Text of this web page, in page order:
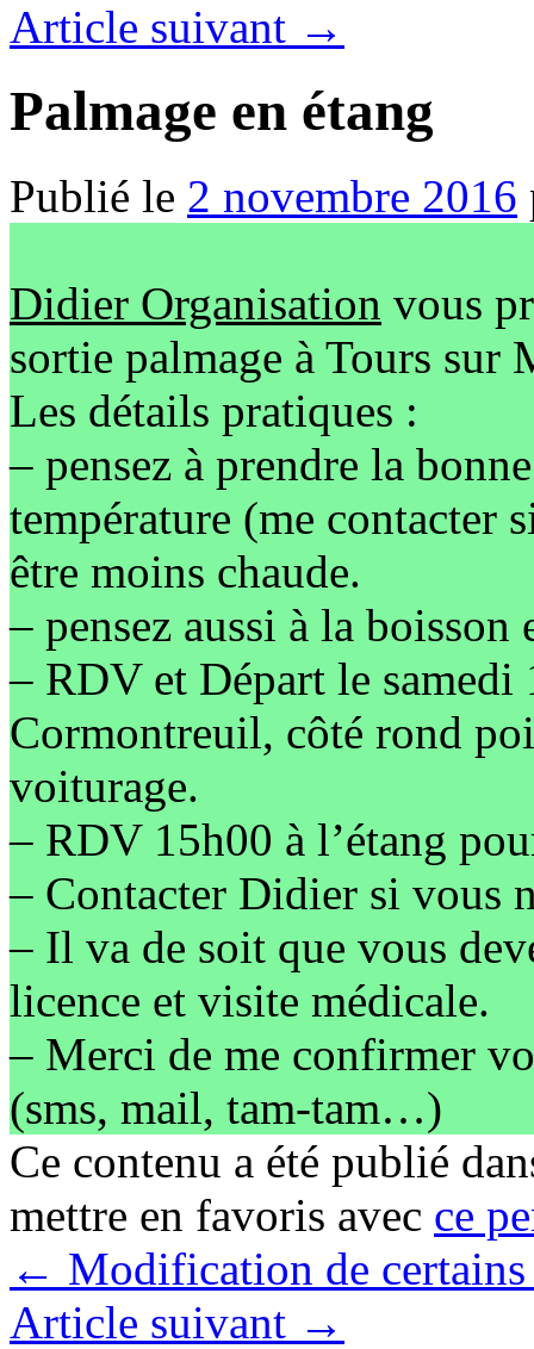
Article suivant →
Palmage en étang
Publié le 2 novembre 2016
Didier Organisation vous
sortie palmage à Tours sur
Les détails pratiques :
– pensez à prendre la
température (me contacter
être moins chaude.
– pensez aussi à la boisson
– RDV et Départ le
Cormontreuil, côté rond
voiturage.
– RDV 15h00 à l’étang
– Contacter Didier si vous
– Il va de soit que vous
licence et visite médicale.
– Merci de me confirmer
(sms, mail, tam-tam…)
Ce contenu a été publié
mettre en favoris avec ce
← Modification de
Article suivant →